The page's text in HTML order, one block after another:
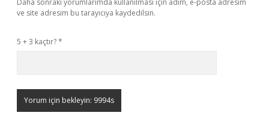
Daha sonraki yorumlarımda kullanılması için adım, e-posta adresim
ve site adresim bu tarayıcıya kaydedilsin.
5 + 3 kaçtır?*